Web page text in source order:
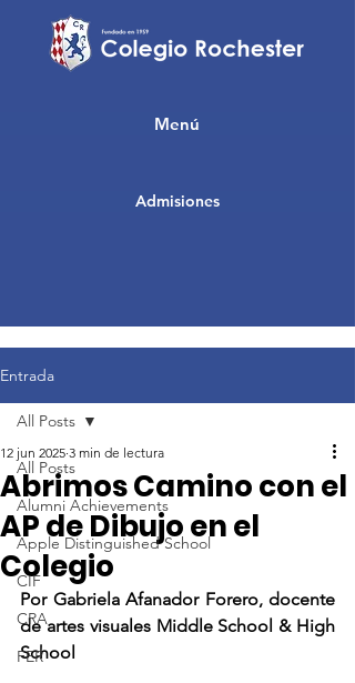
Admisiones
Menú
Entrada
All Posts
Alumni Achievements
Apple Distinguished School
CIF
CRA
FER
All Posts
Abrimos Camino con el
AP de Dibujo en el
Colegio
12 jun 2025 3 min de lectura
Por Gabriela Afanador Forero, docente
de artes visuales Middle School & High
School